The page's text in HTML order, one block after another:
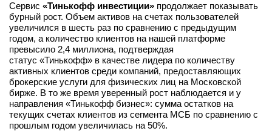
Сервис «Тинькофф инвестиции» продолжает показывать
бурный рост. Объем активов на счетах пользователей
увеличился в шесть раз по сравнению с предыдущим
годом, а количество клиентов на нашей платформе
превысило 2,4 миллиона, подтверждая
статус «Тинькофф» в качестве лидера по количеству
активных клиентов среди компаний, предоставляющих
брокерские услуги для физических лиц на Московской
бирже. В то же время уверенный рост наблюдается и у
направления «Тинькофф бизнес»: сумма остатков на
текущих счетах клиентов из сегмента МСБ по сравнению с
прошлым годом увеличилась на 50%.